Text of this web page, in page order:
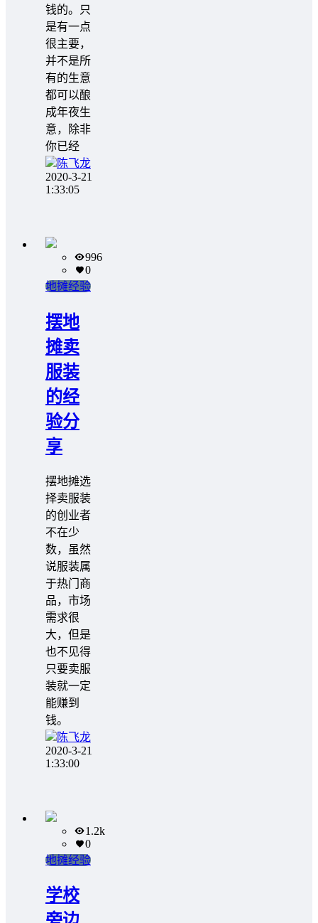
钱的。只
是有一点
很主要，
并不是所
有的生意
都可以酿
成年夜生
意，除非
你已经
陈飞龙
2020-3-21
1:33:05
996
0
地摊经验
摆地
摊卖
服装
的经
验分
享
摆地摊选
择卖服装
的创业者
不在少
数，虽然
说服装属
于热门商
品，市场
需求很
大，但是
也不见得
只要卖服
装就一定
能赚到
钱。
陈飞龙
2020-3-21
1:33:00
1.2k
0
地摊经验
学校